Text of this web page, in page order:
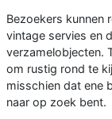
Bezoekers kunnen
vintage servies en
verzamelobjecten.
om rustig rond te
misschien dat ene
naar op zoek bent.